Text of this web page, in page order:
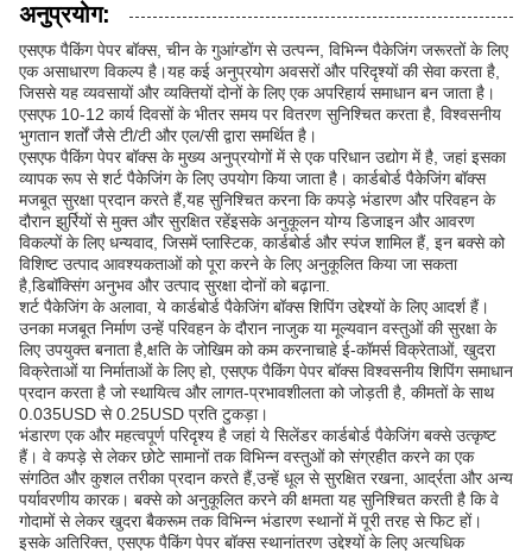
अनुप्रयोग:
एसएफ पैकिंग पेपर बॉक्स, चीन के गुआंग्डोंग से उत्पन्न, विभिन्न पैकेजिंग जरूरतों के लिए
एक असाधारण विकल्प है।यह कई अनुप्रयोग अवसरों और परिदृश्यों की सेवा करता है,
जिससे यह व्यवसायों और व्यक्तियों दोनों के लिए एक अपरिहार्य समाधान बन जाता है।
एसएफ 10-12 कार्य दिवसों के भीतर समय पर वितरण सुनिश्चित करता है, विश्वसनीय
भुगतान शर्तों जैसे टी/टी और एल/सी द्वारा समर्थित है।
एसएफ पैकिंग पेपर बॉक्स के मुख्य अनुप्रयोगों में से एक परिधान उद्योग में है, जहां इसका
व्यापक रूप से शर्ट पैकेजिंग के लिए उपयोग किया जाता है। कार्डबोर्ड पैकेजिंग बॉक्स
मजबूत सुरक्षा प्रदान करते हैं,यह सुनिश्चित करना कि कपड़े भंडारण और परिवहन के
दौरान झुर्रियों से मुक्त और सुरक्षित रहेंइसके अनुकूलन योग्य डिजाइन और आवरण
विकल्पों के लिए धन्यवाद, जिसमें प्लास्टिक, कार्डबोर्ड और स्पंज शामिल हैं, इन बक्से को
विशिष्ट उत्पाद आवश्यकताओं को पूरा करने के लिए अनुकूलित किया जा सकता
है,डिबॉक्सिंग अनुभव और उत्पाद सुरक्षा दोनों को बढ़ाना.
शर्ट पैकेजिंग के अलावा, ये कार्डबोर्ड पैकेजिंग बॉक्स शिपिंग उद्देश्यों के लिए आदर्श हैं।
उनका मजबूत निर्माण उन्हें परिवहन के दौरान नाजुक या मूल्यवान वस्तुओं की सुरक्षा के
लिए उपयुक्त बनाता है,क्षति के जोखिम को कम करनाचाहे ई-कॉमर्स विक्रेताओं, खुदरा
विक्रेताओं या निर्माताओं के लिए हो, एसएफ पैकिंग पेपर बॉक्स विश्वसनीय शिपिंग समाधान
प्रदान करता है जो स्थायित्व और लागत-प्रभावशीलता को जोड़ती है, कीमतों के साथ
0.035USD से 0.25USD प्रति टुकड़ा।
भंडारण एक और महत्वपूर्ण परिदृश्य है जहां ये सिलेंडर कार्डबोर्ड पैकेजिंग बक्से उत्कृष्ट
हैं। वे कपड़े से लेकर छोटे सामानों तक विभिन्न वस्तुओं को संग्रहीत करने का एक
संगठित और कुशल तरीका प्रदान करते हैं,उन्हें धूल से सुरक्षित रखना, आर्द्रता और अन्य
पर्यावरणीय कारक। बक्से को अनुकूलित करने की क्षमता यह सुनिश्चित करती है कि वे
गोदामों से लेकर खुदरा बैकरूम तक विभिन्न भंडारण स्थानों में पूरी तरह से फिट हों।
इसके अतिरिक्त, एसएफ पैकिंग पेपर बॉक्स स्थानांतरण उद्देश्यों के लिए अत्यधिक